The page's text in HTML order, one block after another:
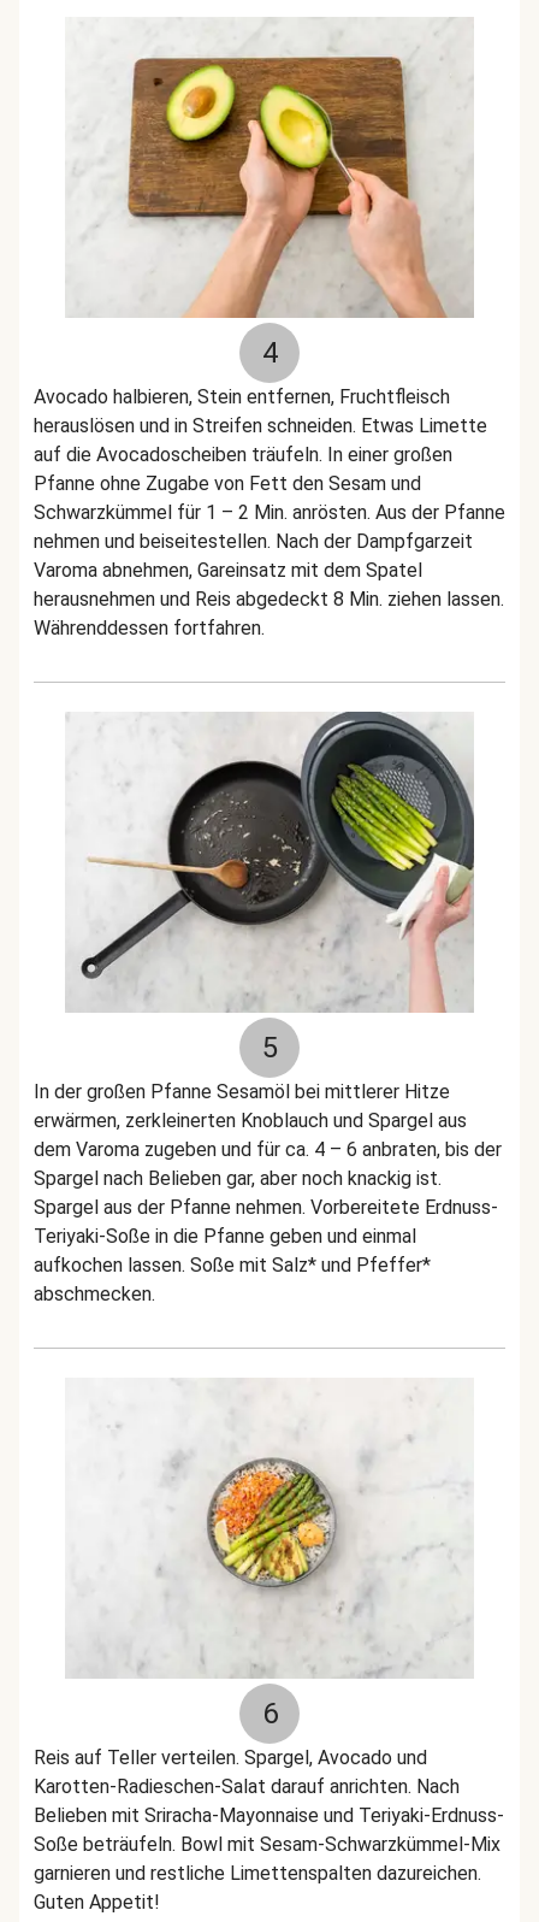
4
Avocado halbieren, Stein entfernen, Fruchtfleisch
herauslösen und in Streifen schneiden. Etwas Limette
auf die Avocadoscheiben träufeln. In einer großen
Pfanne ohne Zugabe von Fett den Sesam und
Schwarzkümmel für 1 – 2 Min. anrösten. Aus der Pfanne
nehmen und beiseitestellen. Nach der Dampfgarzeit
Varoma abnehmen, Gareinsatz mit dem Spatel
herausnehmen und Reis abgedeckt 8 Min. ziehen lassen.
Währenddessen fortfahren.
5
In der großen Pfanne Sesamöl bei mittlerer Hitze
erwärmen, zerkleinerten Knoblauch und Spargel aus
dem Varoma zugeben und für ca. 4 – 6 anbraten, bis der
Spargel nach Belieben gar, aber noch knackig ist.
Spargel aus der Pfanne nehmen. Vorbereitete Erdnuss-
Teriyaki-Soße in die Pfanne geben und einmal
aufkochen lassen. Soße mit Salz* und Pfeffer*
abschmecken.
6
Reis auf Teller verteilen. Spargel, Avocado und
Karotten-Radieschen-Salat darauf anrichten. Nach
Belieben mit Sriracha-Mayonnaise und Teriyaki-Erdnuss-
Soße beträufeln. Bowl mit Sesam-Schwarzkümmel-Mix
garnieren und restliche Limettenspalten dazureichen.
Guten Appetit!